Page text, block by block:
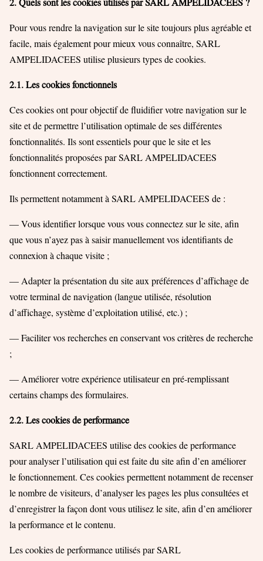
Pour vous rendre la navigation sur le site toujours plus agréable et
facile, mais également pour mieux vous connaître, SARL
AMPELIDACEES utilise plusieurs types de cookies.
2.1. Les cookies fonctionnels
Ces cookies ont pour objectif de fluidifier votre navigation sur le
site et de permettre l’utilisation optimale de ses différentes
fonctionnalités. Ils sont essentiels pour que le site et les
fonctionnalités proposées par SARL AMPELIDACEES
fonctionnent correctement.
Ils permettent notamment à SARL AMPELIDACEES de :
— Vous identifier lorsque vous vous connectez sur le site, afin
que vous n’ayez pas à saisir manuellement vos identifiants de
connexion à chaque visite ;
— Adapter la présentation du site aux préférences d’affichage de
votre terminal de navigation (langue utilisée, résolution
d’affichage, système d’exploitation utilisé, etc.) ;
— Faciliter vos recherches en conservant vos critères de recherche
;
— Améliorer votre expérience utilisateur en pré-remplissant
certains champs des formulaires.
2.2. Les cookies de performance
SARL AMPELIDACEES utilise des cookies de performance
pour analyser l’utilisation qui est faite du site afin d’en améliorer
le fonctionnement. Ces cookies permettent notamment de recenser
le nombre de visiteurs, d’analyser les pages les plus consultées et
d’enregistrer la façon dont vous utilisez le site, afin d’en améliorer
la performance et le contenu.
Les cookies de performance utilisés par SARL